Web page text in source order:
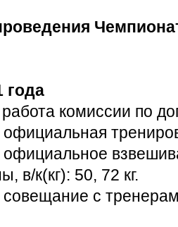
года
работа комиссии по
официальная
официальное
в/к(кг): 50, 72 кг.
совещание с